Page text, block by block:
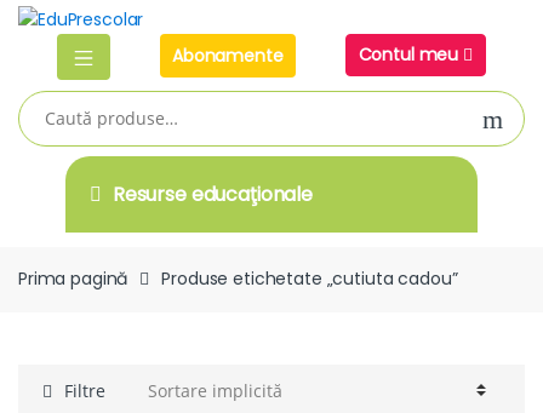
Skip
navigation
Skip
Abonamente
Contul meu
Caută
după:
Resurse educaţionale
Prima pagină Produse etichetate „cutiuta cadou”
Filtre